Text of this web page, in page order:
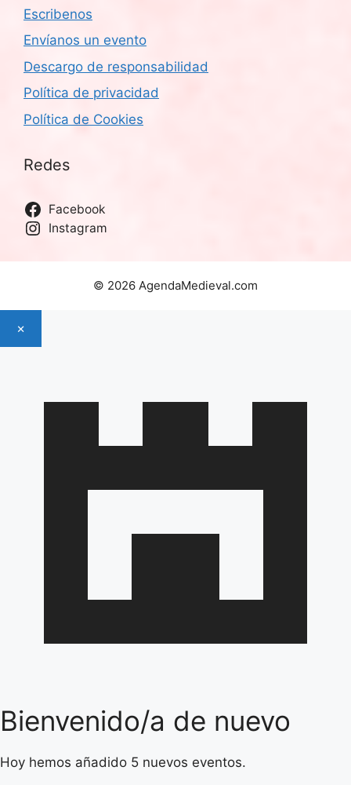
Escribenos
Envíanos un evento
Descargo de responsabilidad
Política de privacidad
Política de Cookies
Redes
Facebook
Instagram
© 2026 AgendaMedieval.com
×
Bienvenido/a de nuevo
Hoy hemos añadido 5 nuevos eventos.